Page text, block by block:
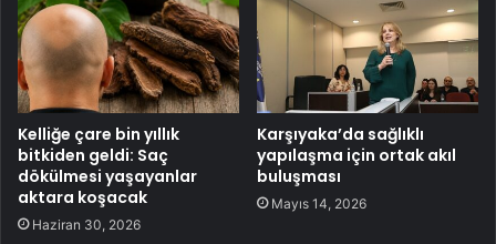
Kelliğe çare bin yıllık
bitkiden geldi: Saç
dökülmesi yaşayanlar
aktara koşacak
Haziran 30, 2026
Karşıyaka’da sağlıklı
yapılaşma için ortak akıl
buluşması
Mayıs 14, 2026